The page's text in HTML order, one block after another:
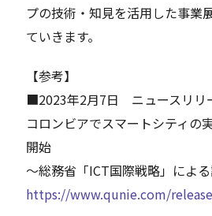
プの技術・知見を活用した事業
ていきます。
【参考】
■2023年2月7日 ニュースリリ
コロンビアでスマートシティの
開始
～総務省「ICT国際戦略」によ
https://www.qunie.com/